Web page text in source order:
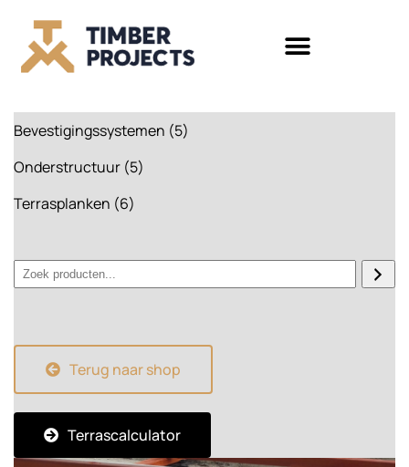
Bevestigingssystemen 5
Onderstructuur 5
Terrasplanken 6
Terug naar shop
Terrascalculator